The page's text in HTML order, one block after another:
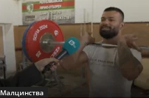
Малцинства